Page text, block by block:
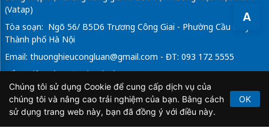
A
(Vatap)
Tòa soạn: Ngõ 56/ B5D6 Trương Công Giai - Phường Cầu Giấy -
Thành phố Hà Nội
Email: thuonghieucongluan@gmail.com - ĐT: 093 172 5555
Tổng Biên Tập: Vũ Đức Thuận
Giấy phép hoạt động báo chí điện tử số 64/GP-BTTTT do Bộ
Thông tin và Truyền thông cấp ngày 21/2/2020.
Chúng tôi sử dụng Cookie để cung cấp dịch vụ của
chúng tôi và nâng cao trải nghiệm của bạn. Bằng cách
sử dụng trang web này, bạn đã đồng ý với điều này.
OK